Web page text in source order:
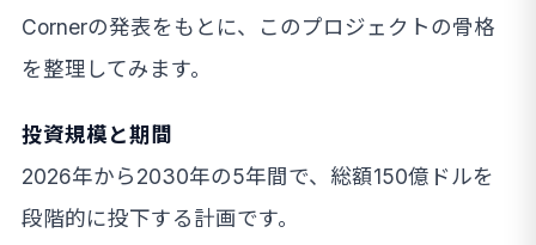
Cornerの発表をもとに、このプロジェクトの骨格
を整理してみます。
投資規模と期間
2026年から2030年の5年間で、総額150億ドルを
段階的に投下する計画です。